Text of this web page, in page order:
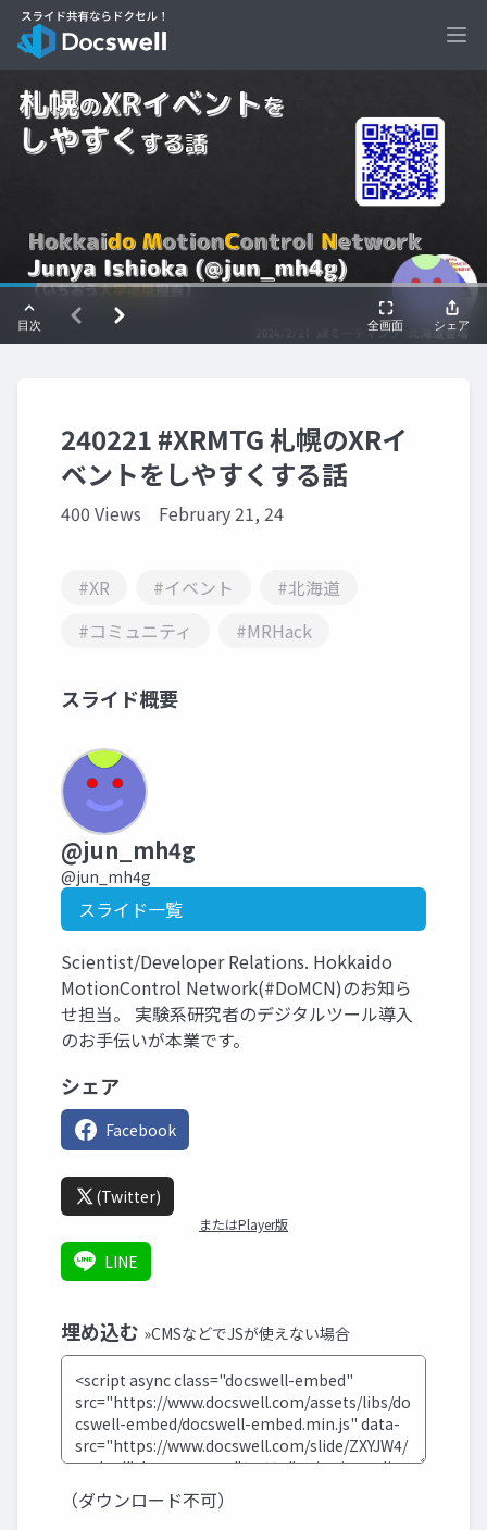
240221 #XRMTG 札幌のXRイ
ベントをしやすくする話
400 Views February 21, 24
#XR #イベント
#北海道
#コミュニティ
#MRHack
スライド概要
@jun_mh4g
@jun_mh4g
スライド一覧
Scientist/Developer Relations. Hokkaido
MotionControl Network(#DoMCN)のお知ら
せ担当。 実験系研究者のデジタルツール導入
のお手伝いが本業です。
シェア
Facebook
(Twitter)
またはPlayer版
LINE
埋め込む »CMSなどでJSが使えない場合
（ダウンロード不可）